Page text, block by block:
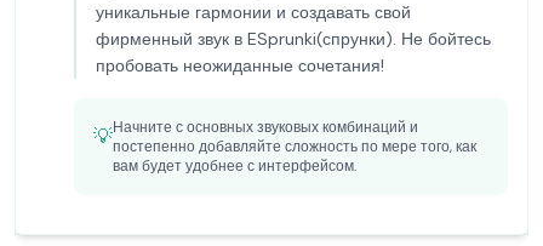
уникальные гармонии и создавать свой
фирменный звук в ESprunki(спрунки). Не бойтесь
пробовать неожиданные сочетания!
💡Начните с основных звуковых комбинаций и
постепенно добавляйте сложность по мере того, как
вам будет удобнее с интерфейсом.